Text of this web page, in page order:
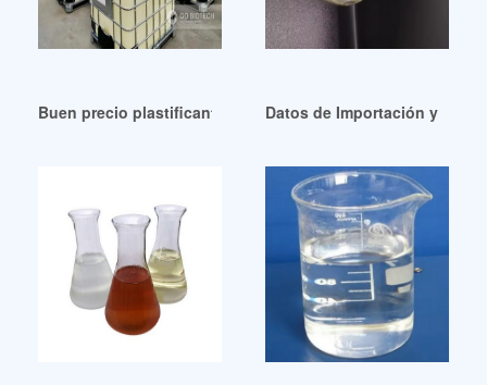
Buen precio plastificante sur peruDatos de Importación y